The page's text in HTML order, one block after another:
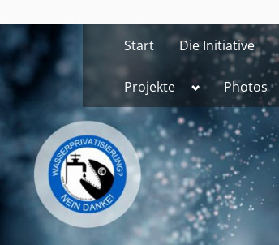
to
content
Start Die Initiative
Projekte Toggle
menu
Photos